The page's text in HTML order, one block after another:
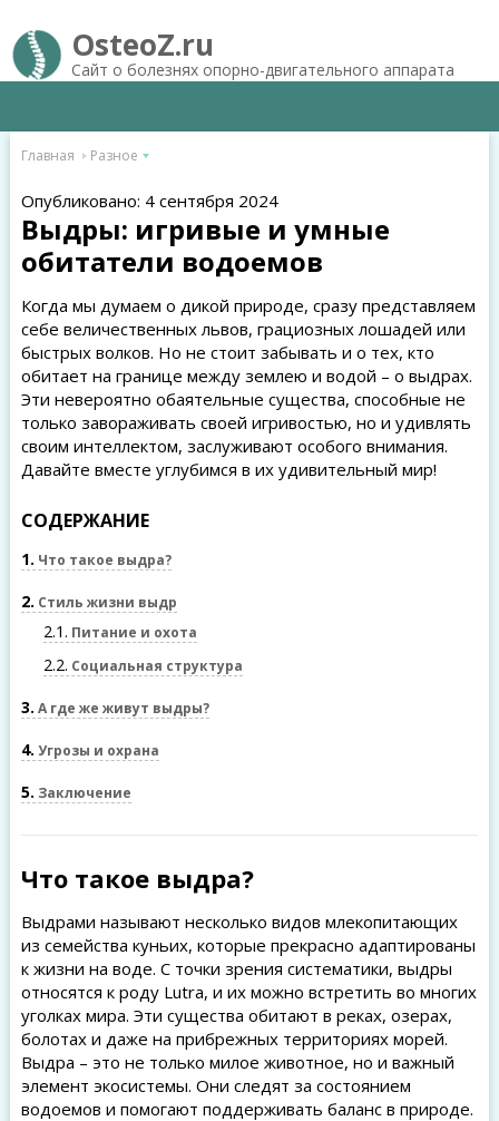
OsteoZ.ru
Сайт о болезнях опорно-двигательного аппарата
Главная Разное
Опубликовано: 4 сентября 2024
Выдры: игривые и умные
обитатели водоемов
Когда мы думаем о дикой природе, сразу представляем
себе величественных львов, грациозных лошадей или
быстрых волков. Но не стоит забывать и о тех, кто
обитает на границе между землею и водой – о выдрах.
Эти невероятно обаятельные существа, способные не
только завораживать своей игривостью, но и удивлять
своим интеллектом, заслуживают особого внимания.
Давайте вместе углубимся в их удивительный мир!
СОДЕРЖАНИЕ
1 Что такое выдра?
2 Стиль жизни выдр
2.1 Питание и охота
2.2 Социальная структура
3 А где же живут выдры?
4 Угрозы и охрана
5 Заключение
Что такое выдра?
Выдрами называют несколько видов млекопитающих
из семейства куньих, которые прекрасно адаптированы
к жизни на воде. С точки зрения систематики, выдры
относятся к роду Lutra, и их можно встретить во многих
уголках мира. Эти существа обитают в реках, озерах,
болотах и даже на прибрежных территориях морей.
Выдра – это не только милое животное, но и важный
элемент экосистемы. Они следят за состоянием
водоемов и помогают поддерживать баланс в природе.